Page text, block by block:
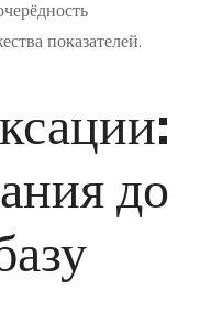
показателей.
до